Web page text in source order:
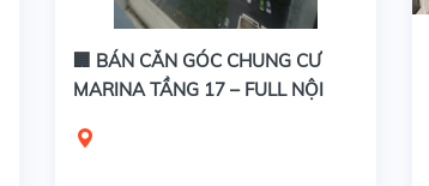
🏢 BÁN CĂN GÓC CHUNG CƯ
MARINA TẦNG 17 – FULL NỘI